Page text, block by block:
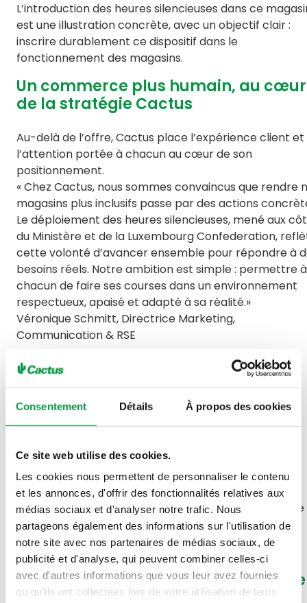
Consentement Détails À propos des cookies
Ce site web utilise des cookies.
Les cookies nous permettent de personnaliser le contenu
et les annonces, d'offrir des fonctionnalités relatives aux
médias sociaux et d'analyser notre trafic. Nous
partageons également des informations sur l'utilisation de
notre site avec nos partenaires de médias sociaux, de
publicité et d'analyse, qui peuvent combiner celles-ci
avec d'autres informations que vous leur avez fournies
ou qu'ils ont collectées lors de votre utilisation de leurs
L’introduction des heures silencieuses dans ce
est une illustration concrète, avec un objectif clair :
inscrire durablement ce dispositif dans le
fonctionnement des magasins.
Un commerce plus humain, au cœur
de la stratégie Cactus
Au-delà de l’offre, Cactus place l’expérience client et
l’attention portée à chacun au cœur de son
positionnement.
« Chez Cactus, nous sommes convaincus que rendre
magasins plus inclusifs passe par des actions
Le déploiement des heures silencieuses, mené aux
du Ministère et de la Luxembourg Confederation,
cette volonté d’avancer ensemble pour répondre à
besoins réels. Notre ambition est simple : permettre à
chacun de faire ses courses dans un environnement
respectueux, apaisé et adapté à sa réalité.»
Véronique Schmitt, Directrice Marketing,
Communication & RSE
Des adaptations concrètes en
magasin
Pendant les heures silencieuses :
• Musique et radio coupées
• Écrans éteints
• Luminosité réduite
Ces mesures permettent de proposer une ambiance
course plus calme et apaisée.
Une dynamique appelée à s’étendre